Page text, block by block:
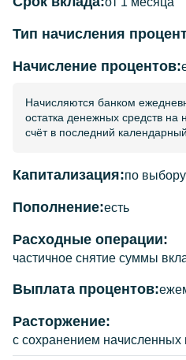
Тип начисления
Начисление процентов:
Начисляются банком
остатка денежных средств на
счёт в последний
Капитализация:по выбору
Пополнение:есть
Расходные операции:
частичное снятие суммы
Выплата процентов:
Расторжение:
с сохранением начисленных